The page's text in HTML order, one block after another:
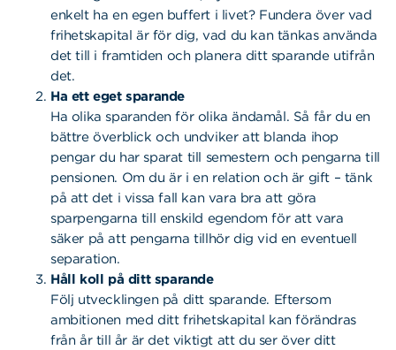
enkelt ha en egen buffert i livet? Fundera över vad
frihetskapital är för dig, vad du kan tänkas använda
det till i framtiden och planera ditt sparande utifrån
det.
Ha ett eget sparande
Ha olika sparanden för olika ändamål. Så får du en
bättre överblick och undviker att blanda ihop
pengar du har sparat till semestern och pengarna till
pensionen. Om du är i en relation och är gift – tänk
på att det i vissa fall kan vara bra att göra
sparpengarna till enskild egendom för att vara
säker på att pengarna tillhör dig vid en eventuell
separation.
Håll koll på ditt sparande
Följ utvecklingen på ditt sparande. Eftersom
ambitionen med ditt frihetskapital kan förändras
från år till år är det viktigt att du ser över ditt